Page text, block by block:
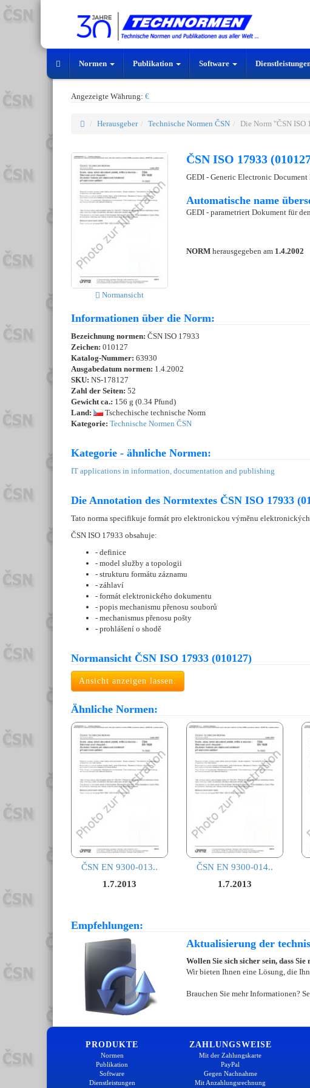
Normen Publikation Software
Angezeigte Währung: €
Herausgeber Technische Normen ČSN Die Norm "ČSN ISO
Normansicht
ČSN ISO 17933
GEDI - Generic Electronic Document
Automatische name
GEDI - parametriert Dokument für
NORM herausgegeben am 1.4.2002
Informationen über die Norm:
Bezeichnung normen: ČSN ISO 17933
Zeichen: 010127
Katalog-Nummer: 63930
Ausgabedatum normen: 1.4.2002
SKU: NS-178127
Zahl der Seiten: 52
Gewicht ca.: 156 g (0.34 Pfund)
Land:
Tschechische technische Norm
Kategorie: Technische Normen ČSN
Kategorie - ähnliche Normen:
IT applications in information, documentation and publishing
Die Annotation des Normtextes ČSN ISO 17933
Tato norma specifikuje formát pro elektronickou výměnu
ČSN ISO 17933 obsahuje:
- definice
- model služby a topologii
- strukturu formátu záznamu
- záhlaví
- formát elektronického dokumentu
- popis mechanismu přenosu souborů
- mechanismus přenosu pošty
- prohlášení o shodě
Normansicht ČSN ISO 17933 (010127)
Ansicht anzeigen lassen.
Ähnliche Normen:
ČSN EN 9300-013..
1.7.2013
ČSN EN 9300-014..
1.7.2013
Empfehlungen:
Aktualisierung der
Wollen Sie sich sicher sein, dass
Wir bieten Ihnen eine Lösung, die
Brauchen Sie mehr Informationen?
PRODUKTE
Normen
Publikation
Software
Dienstleistungen
ZAHLUNGSWEISE
Mit der Zahlungskarte
PayPal
Gegen Nachnahme
Mit Anzahlungsrechnung